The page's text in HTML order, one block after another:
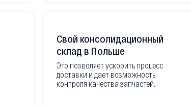
Свой консолидационный
склад в Польше
Это позволяет ускорить процесс
доставки и дает возможность
контроля качества запчастей.